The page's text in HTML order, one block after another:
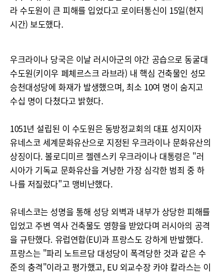
라 수도원이 큰 피해를 입었다고 로이터통신이 15일(현지
시간) 보도했다.
우크라이나 당국은 이날 러시아군의 야간 공습으로 동굴대
수도원(키이우 페체르스크 라브라) 내 핵심 건축물인 성모
승천대성당에 화재가 발생했으며, 최소 10여 명이 숨지고
수십 명이 다쳤다고 밝혔다.
1051년 설립된 이 수도원은 동방정교회의 대표 성지이자
유네스코 세계문화유산으로 지정된 우크라이나 문화유산의
상징이다. 볼로디미르 젤렌스키 우크라이나 대통령은 "러
시아가 기독교 문화유산을 겨냥한 가장 심각한 범죄 중 하
나를 저질렀다"고 맹비난했다.
유네스코는 성명을 통해 성당 외벽과 내부가 상당한 피해를
입었고 주변 역사 건축물도 영향을 받았다며 러시아의 공격
을 규탄했다. 유럽연합(EU)과 프랑스도 강하게 반발했다.
프랑스는 "파리 노트르담 대성당이 폭격당한 것과 같은 수
준의 충격"이라고 평가했고, EU 외교수장 카야 칼라스는 이